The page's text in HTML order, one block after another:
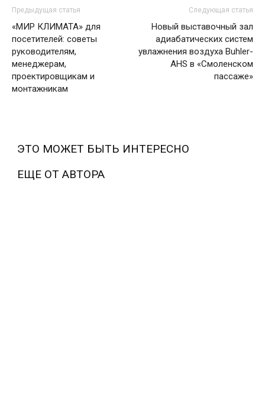
Предыдущая статья
«МИР КЛИМАТА» для
посетителей: советы
руководителям,
менеджерам,
проектировщикам и
монтажникам
Следующая статья
Новый выставочный зал
адиабатических систем
увлажнения воздуха Buhler-
AHS в «Смоленском
пассаже»
ЭТО МОЖЕТ БЫТЬ ИНТЕРЕСНО
ЕЩЕ ОТ АВТОРА